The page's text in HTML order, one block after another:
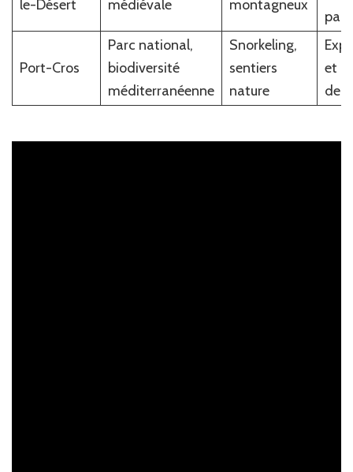
le-Désert médiévale montagneux
Port-Cros
Parc national,
biodiversité
méditerranéenne
Snorkeling,
sentiers
nature
et
de